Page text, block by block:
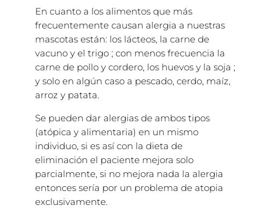
En cuanto a los alimentos que más
frecuentemente causan alergia a nuestras
mascotas están: los lácteos, la carne de
vacuno y el trigo ; con menos frecuencia la
carne de pollo y cordero, los huevos y la soja ;
y solo en algún caso a pescado, cerdo, maíz,
arroz y patata.
Se pueden dar alergias de ambos tipos
(atópica y alimentaria) en un mismo
individuo, si es así con la dieta de
eliminación el paciente mejora solo
parcialmente, si no mejora nada la alergia
entonces sería por un problema de atopia
exclusivamente.